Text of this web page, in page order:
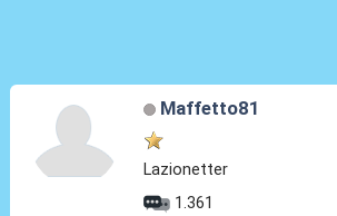
Maffetto81
Lazionetter
1.361